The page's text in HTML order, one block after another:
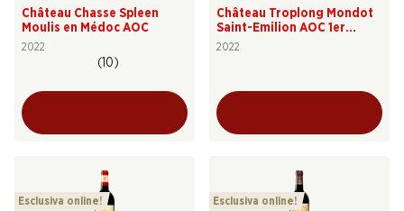
Château Chasse Spleen
Moulis en Médoc AOC
2022
(10)
Château Troplong Mondot
Saint-Emilion AOC 1er
Grand Cru classé "B"
2022
Esclusiva online! Esclusiva online!